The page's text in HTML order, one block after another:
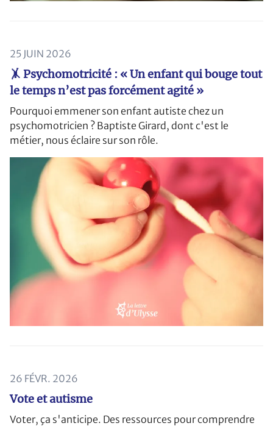
25 JUIN 2026
🤸 Psychomotricité : « Un enfant qui bouge tout
le temps n’est pas forcément agité »
Pourquoi emmener son enfant autiste chez un
psychomotricien ? Baptiste Girard, dont c'est le
métier, nous éclaire sur son rôle.
26 FÉVR. 2026
Vote et autisme
Voter, ça s'anticipe. Des ressources pour comprendre